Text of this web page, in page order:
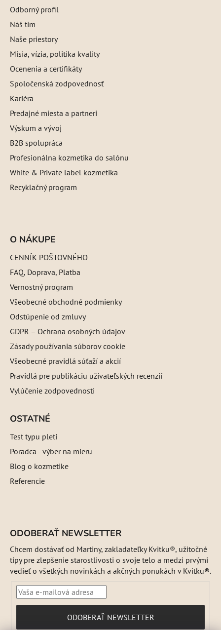
Odborný profil
Náš tím
Naše priestory
Misia, vízia, politika kvality
Ocenenia a certifikáty
Spoločenská zodpovednosť
Kariéra
Predajné miesta a partneri
Výskum a vývoj
B2B spolupráca
Profesionálna kozmetika do salónu
White & Private label kozmetika
Recyklačný program
O NÁKUPE
CENNÍK POŠTOVNÉHO
FAQ, Doprava, Platba
Vernostný program
Všeobecné obchodné podmienky
Odstúpenie od zmluvy
GDPR – Ochrana osobných údajov
Zásady používania súborov cookie
Všeobecné pravidlá súťaží a akcií
Pravidlá pre publikáciu užívateľských recenzií
Vylúčenie zodpovednosti
OSTATNÉ
Test typu pleti
Poradca - výber na mieru
Blog o kozmetike
Referencie
ODOBERAŤ NEWSLETTER
Chcem dostávať od Martiny, zakladateľky Kvitku®, užitočné
tipy pre zlepšenie starostlivosti o svoje telo a medzi prvými
vedieť o všetkých novinkách a akčných ponukách v Kvitku®.
PRIHLÁSIŤ
ODOBERAŤ NEWSLETTER